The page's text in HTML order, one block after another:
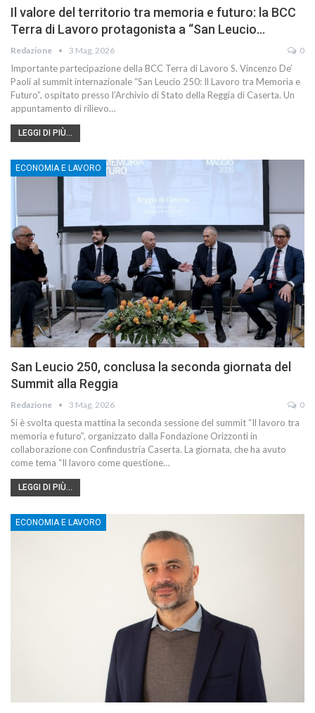
Il valore del territorio tra memoria e futuro: la BCC
Terra di Lavoro protagonista a “San Leucio…
Redazione 3 Mag, 2026 0
Importante partecipazione della BCC Terra di Lavoro S. Vincenzo De’
Paoli al summit internazionale “San Leucio 250: Il Lavoro tra Memoria e
Futuro”, ospitato presso l’Archivio di Stato della Reggia di Caserta. Un
appuntamento di rilievo…
LEGGI DI PIÙ...
ECONOMIA E LAVORO
San Leucio 250, conclusa la seconda giornata del
Summit alla Reggia
Redazione 3 Mag, 2026 0
Si è svolta questa mattina la seconda sessione del summit “Il lavoro tra
memoria e futuro”, organizzato dalla Fondazione Orizzonti in
collaborazione con Confindustria Caserta. La giornata, che ha avuto
come tema “Il lavoro come questione…
LEGGI DI PIÙ...
ECONOMIA E LAVORO